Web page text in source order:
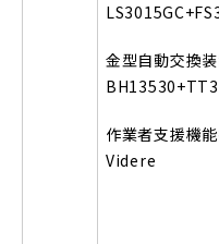
金型自動交換
作業者支援機
Videre